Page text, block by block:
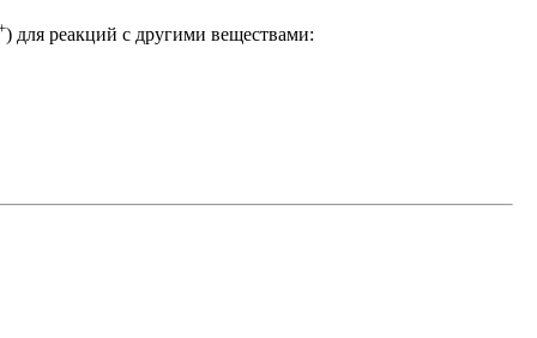
) для реакций с другими веществами: